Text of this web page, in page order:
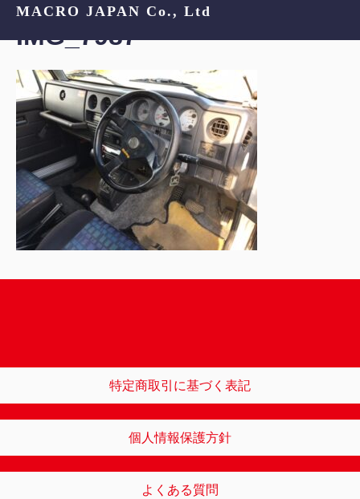
MACRO JAPAN Co., Ltd
IMG_7987
特定商取引に基づく表記
個人情報保護方針
よくある質問